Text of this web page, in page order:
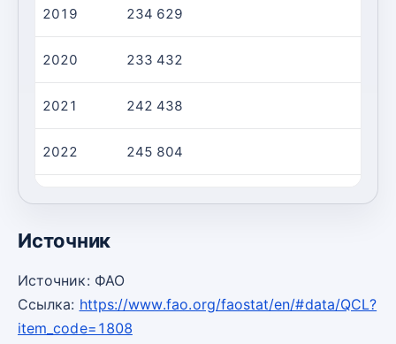
2019 234 629
2020 233 432
2021 242 438
2022 245 804
Источник
Источник: ФАО
Ссылка: https://www.fao.org/faostat/en/#data/QCL?
item_code=1808